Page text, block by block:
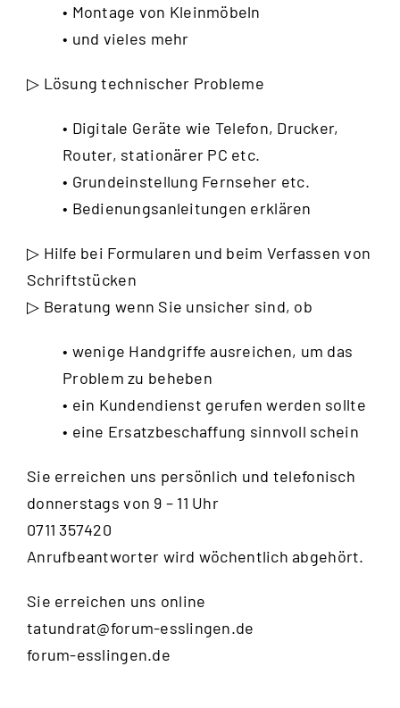
• Montage von Kleinmöbeln
• und vieles mehr
▷ Lösung technischer Probleme
• Digitale Geräte wie Telefon, Drucker,
Router, stationärer PC etc.
• Grundeinstellung Fernseher etc.
• Bedienungsanleitungen erklären
▷ Hilfe bei Formularen und beim Verfassen von
Schriftstücken
▷ Beratung wenn Sie unsicher sind, ob
• wenige Handgriffe ausreichen, um das
Problem zu beheben
• ein Kundendienst gerufen werden sollte
• eine Ersatzbeschaffung sinnvoll schein
Sie erreichen uns persönlich und telefonisch
donnerstags von 9 – 11 Uhr
0711 357420
Anrufbeantworter wird wöchentlich abgehört.
Sie erreichen uns online
tatundrat@forum-esslingen.de
forum-esslingen.de